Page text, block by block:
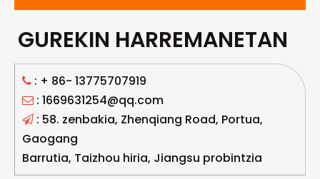
GUREKIN HARREMANETAN
 : + 86- 13775707919
 : 1669631254@qq.com
 : 58. zenbakia, Zhenqiang Road, Portua,
Gaogang
Barrutia, Taizhou hiria, Jiangsu probintzia